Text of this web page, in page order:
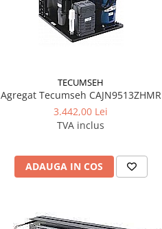
TECUMSEH
Agregat Tecumseh CAJN9513ZHMR
3.442,00 Lei
TVA inclus
ADAUGA IN COS